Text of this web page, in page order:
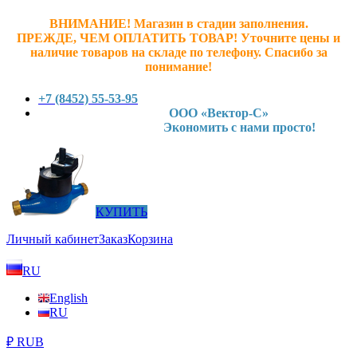
ВНИМАНИЕ! Магазин в стадии заполнения.
ПРЕЖДЕ, ЧЕМ ОПЛАТИТЬ ТОВАР! Уточните цены и
наличие товаров на складе по телефону. Спасибо за
понимание!
+7 (8452) 55-53-95
ООО «Вектор-С»
Экономить с нами просто!
КУПИТЬ
Личный кабинетЗаказКорзина
RU
English
RU
₽ RUB